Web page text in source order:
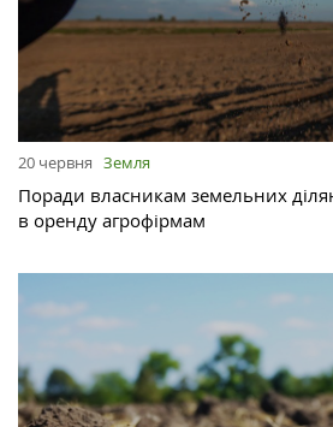
20 червня Земля
Поради власникам земельних
в оренду агрофірмам